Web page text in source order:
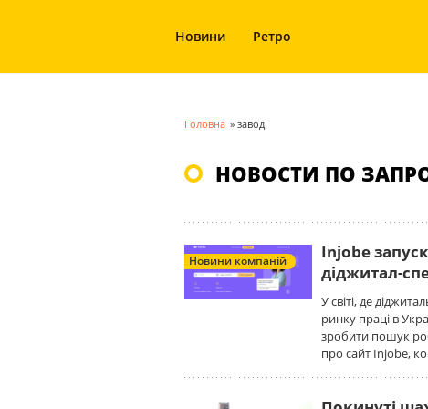
Новини Ретро
Головна » завод
НОВОСТИ ПО
Новини компаній
Injobe
діджитал-
У світі, де
ринку праці в
зробити пошук
про сайт Injobe,